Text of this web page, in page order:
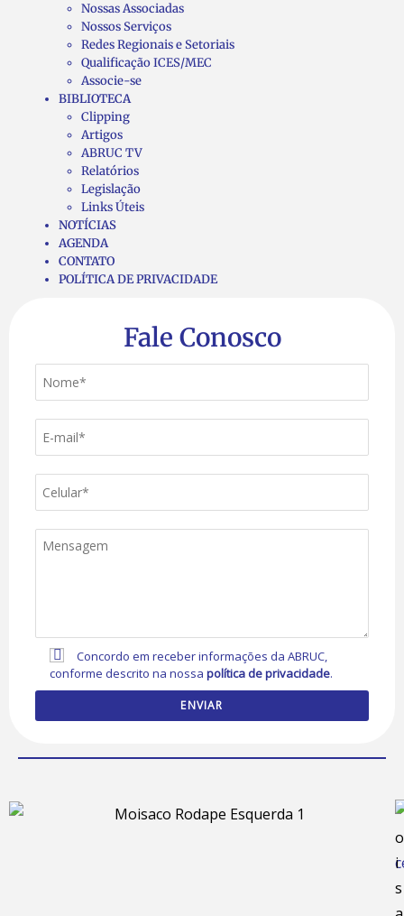
Nossas Associadas
Nossos Serviços
Redes Regionais e Setoriais
Qualificação ICES/MEC
Associe-se
BIBLIOTECA
Clipping
Artigos
ABRUC TV
Relatórios
Legislação
Links Úteis
NOTÍCIAS
AGENDA
CONTATO
POLÍTICA DE PRIVACIDADE
Fale Conosco
Concordo em receber informações da ABRUC,
conforme descrito na nossapolítica de privacidade.